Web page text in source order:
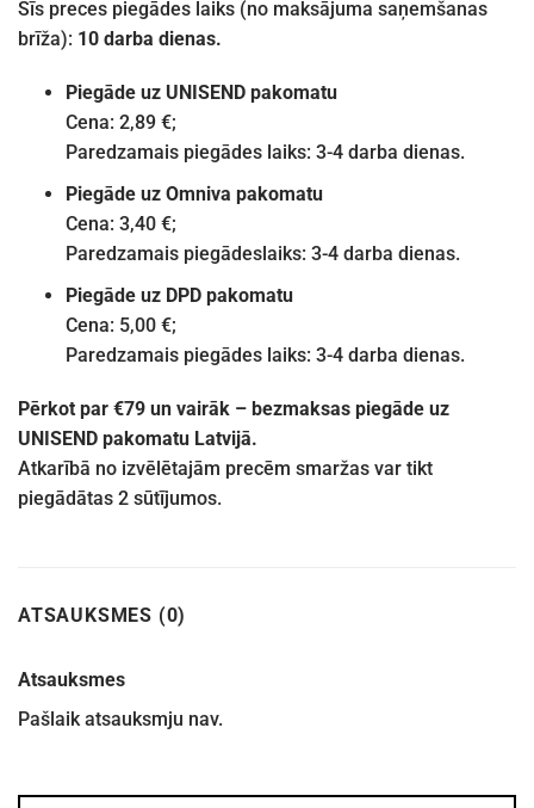
Šīs preces piegādes laiks (no maksājuma saņemšanas
brīža): 10 darba dienas.
Piegāde uz UNISEND pakomatu
Cena: 2,89 €;
Paredzamais piegādes laiks: 3-4 darba dienas.
Piegāde uz Omniva pakomatu
Cena: 3,40 €;
Paredzamais piegādeslaiks: 3-4 darba dienas.
Piegāde uz DPD pakomatu
Cena: 5,00 €;
Paredzamais piegādes laiks: 3-4 darba dienas.
Pērkot par €79 un vairāk – bezmaksas piegāde uz
UNISEND pakomatu Latvijā.
Atkarībā no izvēlētajām precēm smaržas var tikt
piegādātas 2 sūtījumos.
ATSAUKSMES (0)
Atsauksmes
Pašlaik atsauksmju nav.